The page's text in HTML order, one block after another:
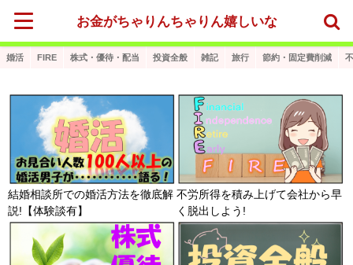
お金がちゃりんちゃりん嬉しいな
婚活 FIRE 株式・優待・配当 投資全般 雑記 旅行 節約・固定費削減
結婚相談所での婚活方法を徹底解
説!【体験談有】
不労所得を積み上げて会社から早
く脱出しよう!